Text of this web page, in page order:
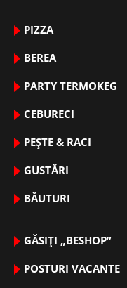
PIZZA
BEREA
PARTY TERMOKEG
CEBURECI
PEȘTE & RACI
GUSTĂRI
BĂUTURI
GĂSIȚI „BESHOP”
POSTURI VACANTE